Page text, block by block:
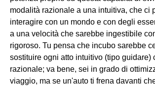
modalità razionale a una intuitiva, che ci
interagire con un mondo e con degli
a una velocità che sarebbe ingestibile
rigoroso. Tu pensa che incubo sarebbe
sostituire ogni atto intuitivo (tipo guidare)
razionale; va bene, sei in grado di
viaggio, ma se un'auto ti frena davanti